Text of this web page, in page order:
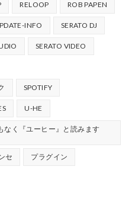
RELOOP ROB PAPEN
INFO SERATO DJ
SERATO VIDEO
SPOTIFY
U-HE
なく『ユーヒー』と読みます
セ プラグイン